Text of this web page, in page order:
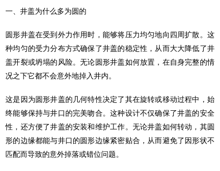
一、井盖为什么多为圆的
圆形井盖在受到外力作用时，能够将压力均匀地向四周扩散。这
种均匀的受力分布方式确保了井盖的稳定性，从而大大降低了井
盖开裂或坍塌的风险。无论圆形井盖如何放置，在自身完整的情
况之下它都不会意外地掉入井内。
这是因为圆形井盖的几何特性决定了其在旋转或移动过程中，始
终能够保持与井口的完美吻合。这种设计不仅确保了井盖的安全
性，还方便了井盖的安装和维护工作。无论井盖如何转动，其圆
形的边缘都能与井口的圆形边缘紧密贴合，从而避免了因形状不
匹配而导致的意外掉落或错位问题。